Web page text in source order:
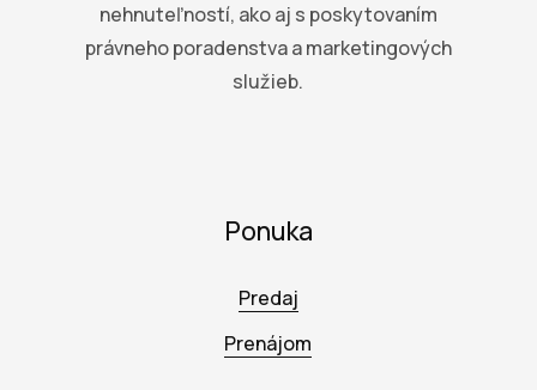
nehnuteľností, ako aj s poskytovaním
právneho poradenstva a marketingových
služieb.
Ponuka
Predaj
Prenájom